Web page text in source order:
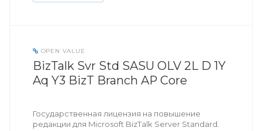
OPEN VALUE
BizTalk Svr Std SASU OLV 2L D 1Y
Aq Y3 BizT Branch AP Core
Государственная лицензия на повышение
редакции для Microsoft BizTalk Server Standard.